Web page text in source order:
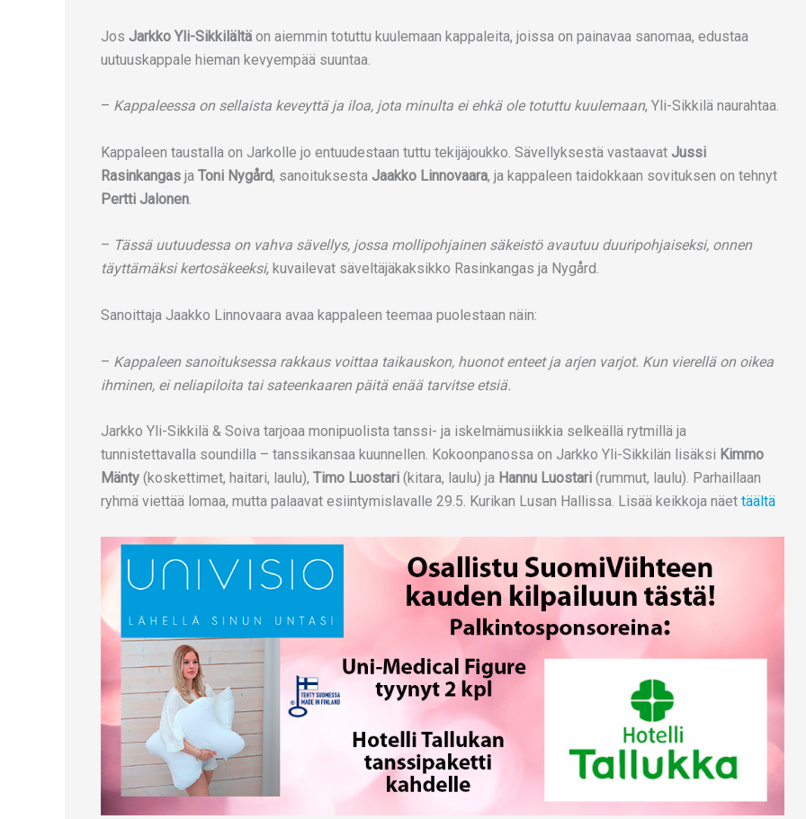
Jos Jarkko Yli-Sikkilältä on aiemmin totuttu kuulemaan kappaleita, joissa on painavaa sanomaa, edustaa
uutuuskappale hieman kevyempää suuntaa.
– Kappaleessa on sellaista keveyttä ja iloa, jota minulta ei ehkä ole totuttu kuulemaan, Yli-Sikkilä naurahtaa.
Kappaleen taustalla on Jarkolle jo entuudestaan tuttu tekijäjoukko. Sävellyksestä vastaavat Jussi
Rasinkangas ja Toni Nygård, sanoituksesta Jaakko Linnovaara, ja kappaleen taidokkaan sovituksen on tehnyt
Pertti Jalonen.
– Tässä uutuudessa on vahva sävellys, jossa mollipohjainen säkeistö avautuu duuripohjaiseksi, onnen
täyttämäksi kertosäkeeksi, kuvailevat säveltäjäkaksikko Rasinkangas ja Nygård.
Sanoittaja Jaakko Linnovaara avaa kappaleen teemaa puolestaan näin:
– Kappaleen sanoituksessa rakkaus voittaa taikauskon, huonot enteet ja arjen varjot. Kun vierellä on oikea
ihminen, ei neliapiloita tai sateenkaaren päitä enää tarvitse etsiä.
Jarkko Yli-Sikkilä & Soiva tarjoaa monipuolista tanssi- ja iskelmämusiikkia selkeällä rytmillä ja
tunnistettavalla soundilla – tanssikansaa kuunnellen. Kokoonpanossa on Jarkko Yli-Sikkilän lisäksi Kimmo
Mänty (koskettimet, haitari, laulu), Timo Luostari (kitara, laulu) ja Hannu Luostari (rummut, laulu). Parhaillaan
ryhmä viettää lomaa, mutta palaavat esiintymislavalle 29.5. Kurikan Lusan Hallissa. Lisää keikkoja näet täältä